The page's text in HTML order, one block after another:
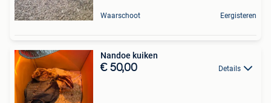
Waarschoot Eergisteren
Nandoe kuiken
€ 50,00 Details